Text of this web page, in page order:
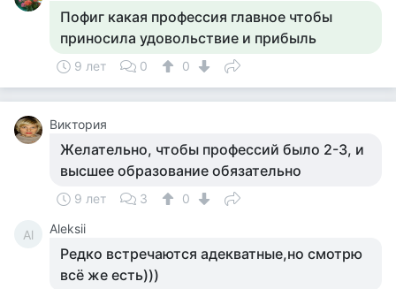
Пофиг какая профессия главное чтобы
приносила удовольствие и прибыль
9 лет 0 0
Виктория
Желательно, чтобы профессий было 2-3, и
высшее образование обязательно
9 лет 3 0
Al Aleksii
Редко встречаются адекватные,но смотрю
всё же есть)))